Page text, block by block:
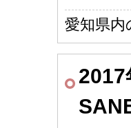
愛知県内
2017